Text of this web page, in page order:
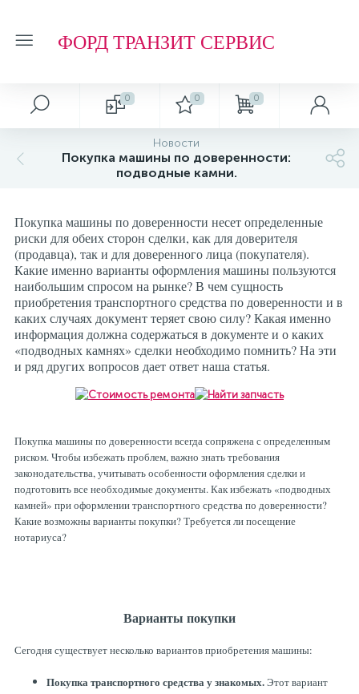
ФОРД ТРАНЗИТ СЕРВИС
0 0 0
Новости
Покупка машины по доверенности:
подводные камни.
Покупка машины по доверенности несет определенные
риски для обеих сторон сделки, как для доверителя
(продавца), так и для доверенного лица (покупателя).
Какие именно варианты оформления машины пользуются
наибольшим спросом на рынке? В чем сущность
приобретения транспортного средства по доверенности и в
каких случаях документ теряет свою силу? Какая именно
информация должна содержаться в документе и о каких
«подводных камнях» сделки необходимо помнить? На эти
и ряд других вопросов дает ответ наша статья.
Покупка машины по доверенности всегда сопряжена с определенным
риском. Чтобы избежать проблем, важно знать требования
законодательства, учитывать особенности оформления сделки и
подготовить все необходимые документы. Как избежать «подводных
камней» при оформлении транспортного средства по доверенности?
Какие возможны варианты покупки? Требуется ли посещение
нотариуса?
Варианты покупки
Сегодня существует несколько вариантов приобретения машины:
Покупка транспортного средства у знакомых.Этот вариант
Автосервис
Ремонт подвески и ходовой части
Кузовные работы
Плановое Т.О.
Рулевая система
Тормозная система
Автоэлектрика
О магазине
Отзывы о компании
Обзоры и советы
Обзоры
Технологии
Т.О. ФОРД ТРАНЗИТ
Фильтр МАСЛЯНЫЙ
Фильтр ВОЗДУШНЫЙ
Фильтр САЛОННЫЙ
Масло МОТОРНОЕ
ТОРМОЗНАЯ ЖИДКОСТЬ
АНТИФРИЗ
ТОРМОЗНЫЕ КОЛОДКИ